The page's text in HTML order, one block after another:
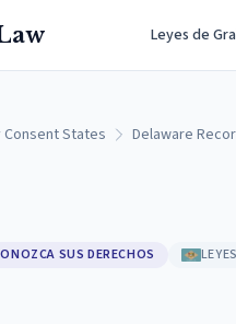
Leyes de
States Delaware
SUS DERECHOS